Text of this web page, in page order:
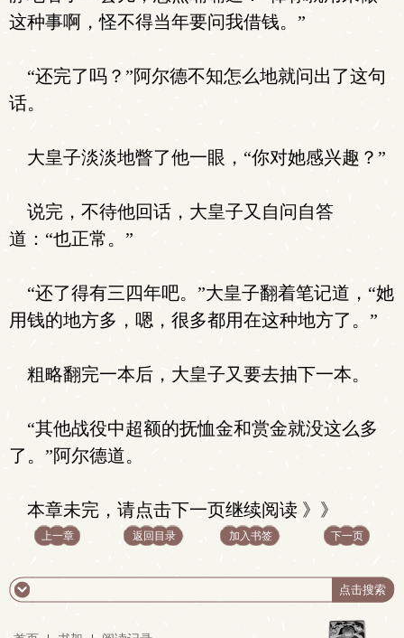
这种事啊，怪不得当年要问我借钱。”
“还完了吗？”阿尔德不知怎么地就问出了这句
话。
大皇子淡淡地瞥了他一眼，“你对她感兴趣？”
说完，不待他回话，大皇子又自问自答
道：“也正常。”
“还了得有三四年吧。”大皇子翻着笔记道，“她
用钱的地方多，嗯，很多都用在这种地方了。”
粗略翻完一本后，大皇子又要去抽下一本。
“其他战役中超额的抚恤金和赏金就没这么多
了。”阿尔德道。
本章未完，请点击下一页继续阅读 》》
上一章 返回目录 加入书签 下一页